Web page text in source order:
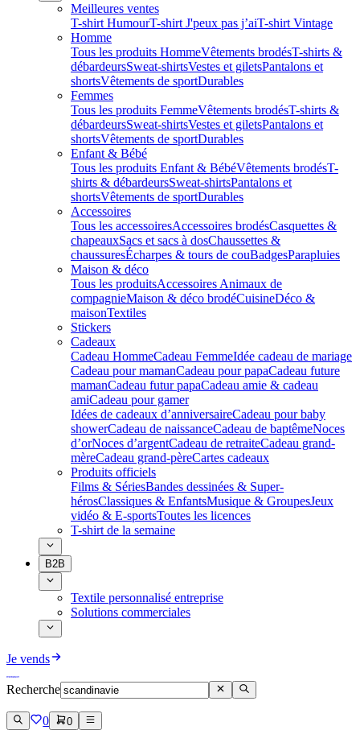
Meilleures ventes
T-shirt HumourT-shirt J'peux pas j’aiT-shirt Vintage
Homme
Tous les produits HommeVêtements brodésT-shirts &
débardeursSweat-shirtsVestes et giletsPantalons et
shortsVêtements de sportDurables
Femmes
Tous les produits FemmeVêtements brodésT-shirts &
débardeursSweat-shirtsVestes et giletsPantalons et
shortsVêtements de sportDurables
Enfant & Bébé
Tous les produits Enfant & BébéVêtements brodésT-
shirts & débardeursSweat-shirtsPantalons et
shortsVêtements de sportDurables
Accessoires
Tous les accessoiresAccessoires brodésCasquettes &
chapeauxSacs et sacs à dosChaussettes &
chaussuresÉcharpes & tours de couBadgesParapluies
Maison & déco
Tous les produitsAccessoires Animaux de
compagnieMaison & déco brodéCuisineDéco &
maisonTextiles
Stickers
Cadeaux
Cadeau HommeCadeau FemmeIdée cadeau de mariage​
Cadeau pour mamanCadeau pour papaCadeau future
mamanCadeau futur papaCadeau amie & cadeau
amiCadeau pour gamer
Idées de cadeaux d’anniversaireCadeau pour baby
showerCadeau de naissanceCadeau de baptêmeNoces
d’orNoces d’argentCadeau de retraiteCadeau grand-
mèreCadeau grand-pèreCartes cadeaux
Produits officiels
Films & SériesBandes dessinées & Super-
hérosClassiques & EnfantsMusique & GroupesJeux
vidéo & E-sportsToutes les licences
T-shirt de la semaine
B2B
Textile personnalisé entreprise
Solutions commerciales
Je vends
Recherche
0 0